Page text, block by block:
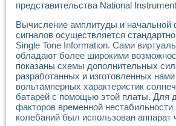
Разработка модификаций
Учебный стенд для
Виртуальная система
Преемственность дисциплин
Универсальный стенд для
Лабораторные практикумы
Виртуальный измеритель
Лабораторный практикум по
Разработка виртуальной
Виртуальные практикумы по
Из опыта внедрения в рамках
представительства National
Вычисление амплитуды и начальной
сигналов осуществляется
Single Tone Information. Сами
обладают более широкими
показаны схемы дополнительных
разработанных и изготовленных
вольтамперных характеристик
батарей с помощью этой платы. Для
факторов временной нестабильности
колебаний был использован аппарат